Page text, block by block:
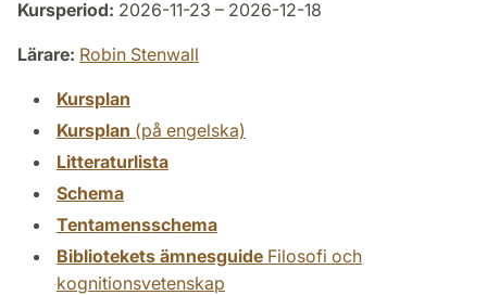
Kursperiod: 2026-11-23 – 2026-12-18
Lärare: Robin Stenwall
Kursplan
Kursplan (på engelska)
Litteraturlista
Schema
Tentamensschema
Bibliotekets ämnesguide Filosofi och
kognitionsvetenskap